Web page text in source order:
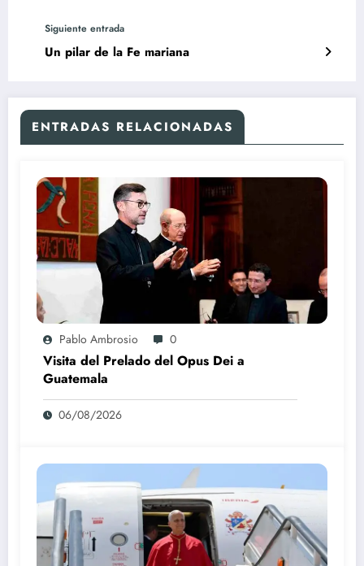
Siguiente entrada
Un pilar de la Fe mariana
ENTRADAS RELACIONADAS
Pablo Ambrosio 0
Visita del Prelado del Opus Dei a
Guatemala
06/08/2026